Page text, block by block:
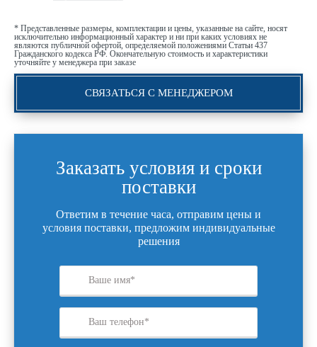
* Представленные размеры, комплектации и цены, указанные на сайте, носят
исключительно информационный характер и ни при каких условиях не
являются публичной офертой, определяемой положениями Статьи 437
Гражданского кодекса РФ. Окончательную стоимость и характеристики
уточняйте у менеджера при заказе
СВЯЗАТЬСЯ С МЕНЕДЖЕРОМ
Заказать условия и сроки
поставки
Ответим в течение часа, отправим цены и
условия поставки, предложим индивидуальные
решения